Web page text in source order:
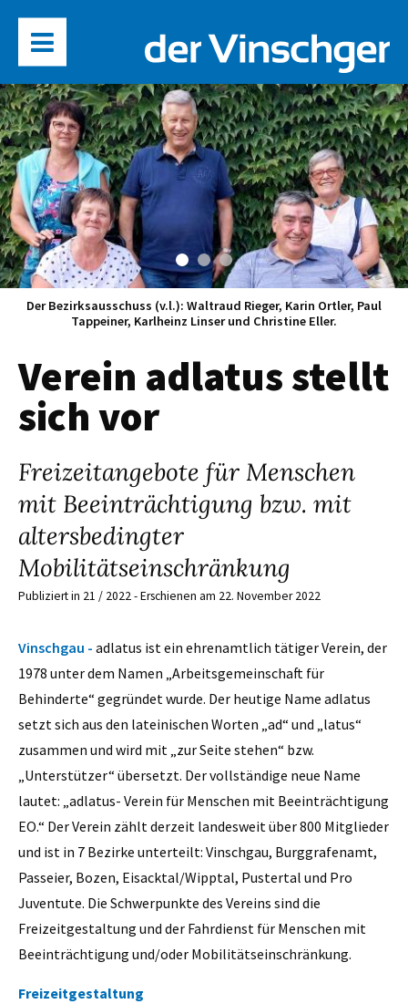
Der Bezirksausschuss (v.l.): Waltraud Rieger, Karin Ortler, Paul
Tappeiner, Karlheinz Linser und Christine Eller.
Verein adlatus stellt
sich vor
Freizeitangebote für Menschen
mit Beeinträchtigung bzw. mit
altersbedingter
Mobilitätseinschränkung
Publiziert in 21 / 2022 - Erschienen am 22. November 2022
Vinschgau - adlatus ist ein ehrenamtlich tätiger Verein, der
1978 unter dem Namen „Arbeitsgemeinschaft für
Behinderte“ gegründet wurde. Der heutige Name adlatus
setzt sich aus den lateinischen Worten „ad“ und „latus“
zusammen und wird mit „zur Seite stehen“ bzw.
„Unterstützer“ übersetzt. Der vollständige neue Name
lautet: „adlatus- Verein für Menschen mit Beeinträchtigung
EO.“ Der Verein zählt derzeit landesweit über 800 Mitglieder
und ist in 7 Bezirke unterteilt: Vinschgau, Burggrafenamt,
Passeier, Bozen, Eisacktal/Wipptal, Pustertal und Pro
Juventute. Die Schwerpunkte des Vereins sind die
Freizeitgestaltung und der Fahrdienst für Menschen mit
Beeinträchtigung und/oder Mobilitätseinschränkung.
Freizeitgestaltung